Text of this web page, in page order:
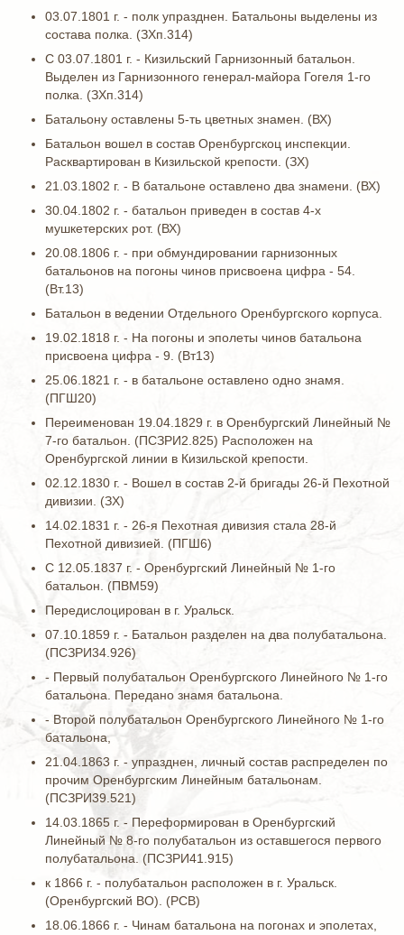
03.07.1801 г. - полк упразднен. Батальоны выделены из
состава полка. (ЗХп.314)
С 03.07.1801 г. - Кизильский Гарнизонный батальон.
Выделен из Гарнизонного генерал-майора Гогеля 1-го
полка. (ЗХп.314)
Батальону оставлены 5-ть цветных знамен. (ВХ)
Батальон вошел в состав Оренбургскоц инспекции.
Расквартирован в Кизильской крепости. (ЗХ)
21.03.1802 г. - В батальоне оставлено два знамени. (ВХ)
30.04.1802 г. - батальон приведен в состав 4-х
мушкетерских рот. (ВХ)
20.08.1806 г. - при обмундировании гарнизонных
батальонов на погоны чинов присвоена цифра - 54.
(Вт.13)
Батальон в ведении Отдельного Оренбургского корпуса.
19.02.1818 г. - На погоны и эполеты чинов батальона
присвоена цифра - 9. (Вт13)
25.06.1821 г. - в батальоне оставлено одно знамя.
(ПГШ20)
Переименован 19.04.1829 г. в Оренбургский Линейный №
7-го батальон. (ПСЗРИ2.825) Расположен на
Оренбургской линии в Кизильской крепости.
02.12.1830 г. - Вошел в состав 2-й бригады 26-й Пехотной
дивизии. (ЗХ)
14.02.1831 г. - 26-я Пехотная дивизия стала 28-й
Пехотной дивизией. (ПГШ6)
С 12.05.1837 г. - Оренбургский Линейный № 1-го
батальон. (ПВМ59)
Передислоцирован в г. Уральск.
07.10.1859 г. - Батальон разделен на два полубатальона.
(ПСЗРИ34.926)
- Первый полубатальон Оренбургского Линейного № 1-го
батальона. Передано знамя батальона.
- Второй полубатальон Оренбургского Линейного № 1-го
батальона,
21.04.1863 г. - упразднен, личный состав распределен по
прочим Оренбургским Линейным батальонам.
(ПСЗРИ39.521)
14.03.1865 г. - Переформирован в Оренбургский
Линейный № 8-го полубатальон из оставшегося первого
полубатальона. (ПСЗРИ41.915)
к 1866 г. - полубатальон расположен в г. Уральск.
(Оренбургский ВО). (РСВ)
18.06.1866 г. - Чинам батальона на погонах и эполетах,